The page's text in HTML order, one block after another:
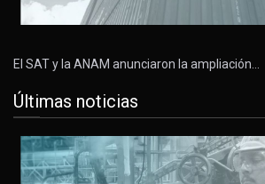
El SAT y la ANAM anunciaron la ampliación…
Últimas noticias